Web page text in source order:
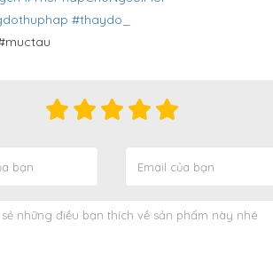
#thaydo_